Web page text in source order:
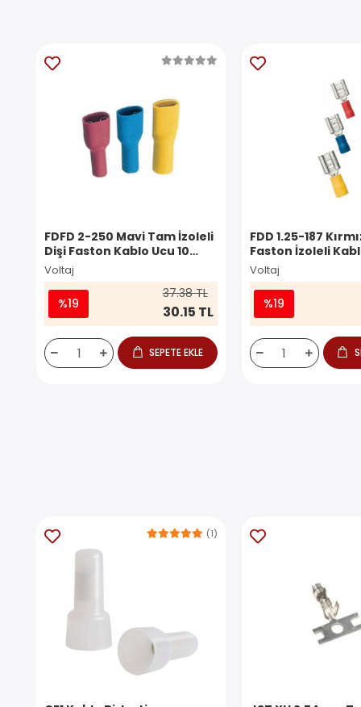
FDFD 2-250 Mavi Tam İzoleli
Dişi Faston Kablo Ucu 10
Adet
Voltaj
%19
37.38 TL
30.15 TL
SEPETE EKLE
FDD 1.25-187
Faston İzoleli
Adet
Voltaj
%19
(1)